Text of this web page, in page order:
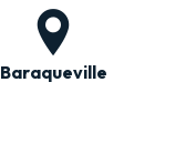
Baraqueville